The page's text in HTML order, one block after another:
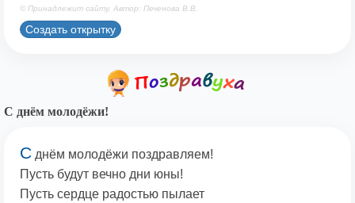
© Принадлежит сайту. Автор: Печенова В.В.
Создать открытку
С днём молодёжи!
С днём молодёжи поздравляем!
Пусть будут вечно дни юны!
Пусть сердце радостью пылает